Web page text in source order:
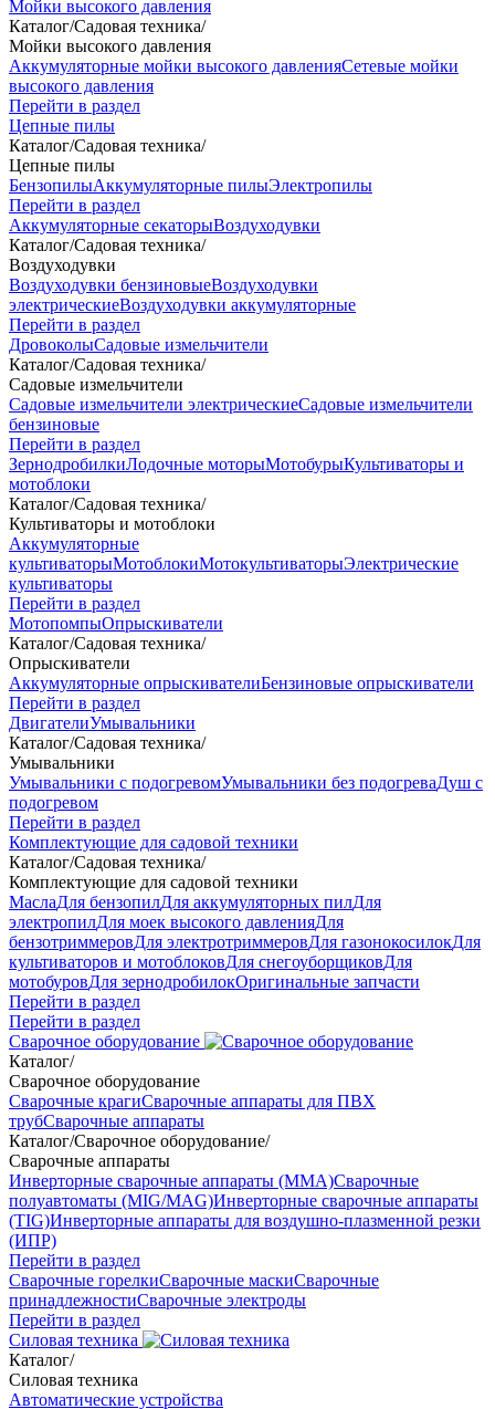
Мойки высокого давления
Каталог/Садовая техника/
Мойки высокого давления
Аккумуляторные мойки высокого давленияСетевые мойки
высокого давления
Перейти в раздел
Цепные пилы
Каталог/Садовая техника/
Цепные пилы
БензопилыАккумуляторные пилыЭлектропилы
Перейти в раздел
Аккумуляторные секаторыВоздуходувки
Каталог/Садовая техника/
Воздуходувки
Воздуходувки бензиновыеВоздуходувки
электрическиеВоздуходувки аккумуляторные
Перейти в раздел
ДровоколыСадовые измельчители
Каталог/Садовая техника/
Садовые измельчители
Садовые измельчители электрическиеСадовые измельчители
бензиновые
Перейти в раздел
ЗернодробилкиЛодочные моторыМотобурыКультиваторы и
мотоблоки
Каталог/Садовая техника/
Культиваторы и мотоблоки
Аккумуляторные
культиваторыМотоблокиМотокультиваторыЭлектрические
культиваторы
Перейти в раздел
МотопомпыОпрыскиватели
Каталог/Садовая техника/
Опрыскиватели
Аккумуляторные опрыскивателиБензиновые опрыскиватели
Перейти в раздел
ДвигателиУмывальники
Каталог/Садовая техника/
Умывальники
Умывальники с подогревомУмывальники без подогреваДуш с
подогревом
Перейти в раздел
Комплектующие для садовой техники
Каталог/Садовая техника/
Комплектующие для садовой техники
МаслаДля бензопилДля аккумуляторных пилДля
электропилДля моек высокого давленияДля
бензотриммеровДля электротриммеровДля газонокосилокДля
культиваторов и мотоблоковДля снегоуборщиковДля
мотобуровДля зернодробилокОригинальные запчасти
Перейти в раздел
Перейти в раздел
Сварочное оборудование
Каталог/
Сварочное оборудование
Сварочные крагиСварочные аппараты для ПВХ
трубСварочные аппараты
Каталог/Сварочное оборудование/
Сварочные аппараты
Инверторные сварочные аппараты (ММА)Сварочные
полуавтоматы (MIG/MAG)Инверторные сварочные аппараты
(TIG)Инверторные аппараты для воздушно-плазменной резки
(ИПР)
Перейти в раздел
Сварочные горелкиСварочные маскиСварочные
принадлежностиСварочные электроды
Перейти в раздел
Силовая техника
Каталог/
Силовая техника
Автоматические устройства